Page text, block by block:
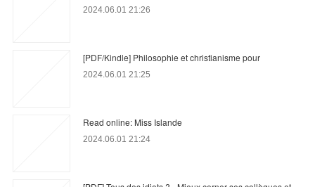
2024.06.01 21:26
[PDF/Kindle] Philosophie et christianisme pour
2024.06.01 21:25
Read online: Miss Islande
2024.06.01 21:24